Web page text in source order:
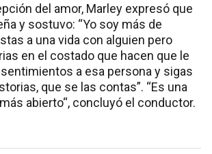
del amor, Marley expresó que
y sostuvo: “Yo soy más de
a una vida con alguien pero
en el costado que hacen que le
a esa persona y sigas
que se las contas”. “Es una
abierto“, concluyó el conductor.